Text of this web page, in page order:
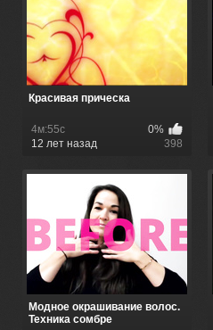
Красивая прическа
4м:55с
0%
12 лет назад
398
Модное окрашивание волос.
Техника сомбре